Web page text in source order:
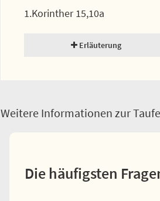
1.Korinther 15,10a
Erläuterung
Weitere Informationen zur
Die häufigsten